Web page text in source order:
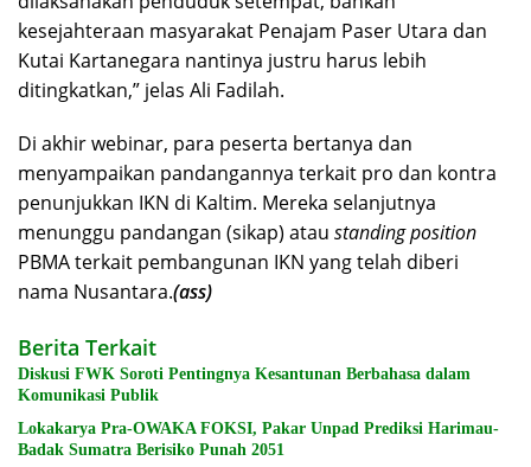
kesejahteraan masyarakat Penajam Paser Utara dan
Kutai Kartanegara nantinya justru harus lebih
ditingkatkan,” jelas Ali Fadilah.
Di akhir webinar, para peserta bertanya dan
menyampaikan pandangannya terkait pro dan kontra
penunjukkan IKN di Kaltim. Mereka selanjutnya
menunggu pandangan (sikap) atau standing position
PBMA terkait pembangunan IKN yang telah diberi
nama Nusantara.(ass)
Berita Terkait
Diskusi FWK Soroti Pentingnya Kesantunan Berbahasa dalam
Komunikasi Publik
Lokakarya Pra-OWAKA FOKSI, Pakar Unpad Prediksi Harimau-
Badak Sumatra Berisiko Punah 2051